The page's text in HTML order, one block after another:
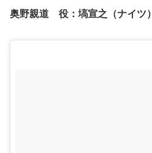
奥野親道 役： 塙宣之 （ナイツ）